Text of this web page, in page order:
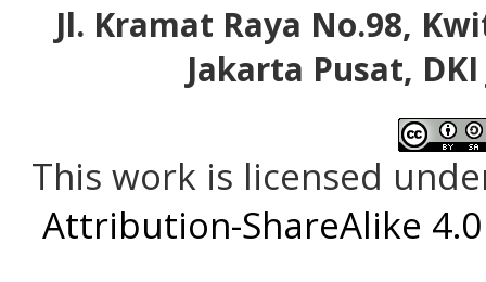
Jl. Kramat Raya No.98,
Jakarta Pusat,
This work is licensed
Attribution-ShareAlike